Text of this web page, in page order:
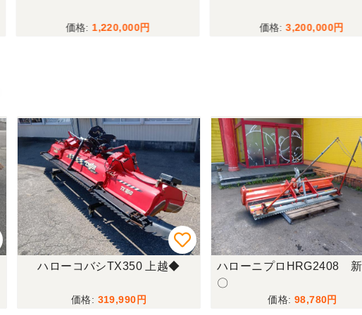
1,220,000 3,200,000
ハローコバシTX350 上越◆
319,990
ハローニプロHRG2408
〇
98,780